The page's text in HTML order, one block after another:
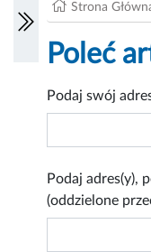
Strona
Poleć
Podaj swój
Podaj adres(y),
(oddzielone